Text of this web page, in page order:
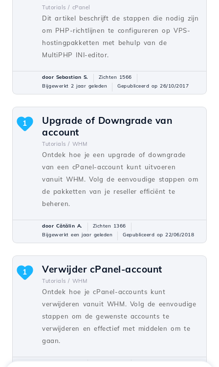
Tutorials / cPanel
Dit artikel beschrijft de stappen die nodig zijn
om PHP-richtlijnen te configureren op VPS-
hostingpakketten met behulp van de
MultiPHP INI-editor.
door Sebastian S.
Zichten 1566
Bijgewerkt 2 jaar geleden
Gepubliceerd op 26/10/2017
Upgrade of Downgrade van
account
Tutorials / WHM
Ontdek hoe je een upgrade of downgrade
van een cPanel-account kunt uitvoeren
vanuit WHM. Volg de eenvoudige stappen om
de pakketten van je reseller efficiënt te
beheren.
1
door Cătălin A.
Zichten 1366
Bijgewerkt een jaar geleden
Gepubliceerd op 22/06/2018
Verwijder cPanel-account
Tutorials / WHM
Ontdek hoe je cPanel-accounts kunt
verwijderen vanuit WHM. Volg de eenvoudige
stappen om de gewenste accounts te
verwijderen en effectief met middelen om te
gaan.
1
door Cătălin A. Zichten 1171